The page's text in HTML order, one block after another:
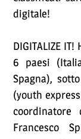
digitale!
DIGITALIZE
6 paesi
Spagna),
(youth
Francesco